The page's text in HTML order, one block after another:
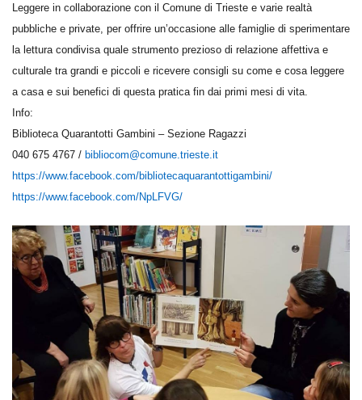
Leggere in collaborazione con il Comune di Trieste e varie realtà
pubbliche e private, per offrire un’occasione alle famiglie di sperimentare
la lettura condivisa quale strumento prezioso di relazione affettiva e
culturale tra grandi e piccoli e ricevere consigli su come e cosa leggere
a casa e sui benefici di questa pratica fin dai primi mesi di vita.
Info:
Biblioteca Quarantotti Gambini – Sezione Ragazzi
040 675 4767 / bibliocom@comune.trieste.it
https://www.facebook.com/bibliotecaquarantottigambini/
https://www.facebook.com/NpLFVG/